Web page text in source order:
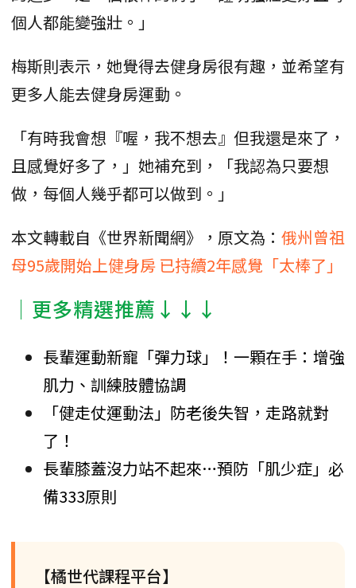
個人都能變強壯。」
梅斯則表示，她覺得去健身房很有趣，並希望有
更多人能去健身房運動。
「有時我會想『喔，我不想去』但我還是來了，
且感覺好多了，」她補充到，「我認為只要想
做，每個人幾乎都可以做到。」
本文轉載自《世界新聞網》，原文為： 俄州曾祖
母95歲開始上健身房 已持續2年感覺「太棒了」
│更多精選推薦↓↓↓
長輩運動新寵「彈力球」！一顆在手：增強
肌力、訓練肢體協調
「健走仗運動法」防老後失智，走路就對
了！
長輩膝蓋沒力站不起來…預防「肌少症」必
備333原則
【橘世代課程平台】